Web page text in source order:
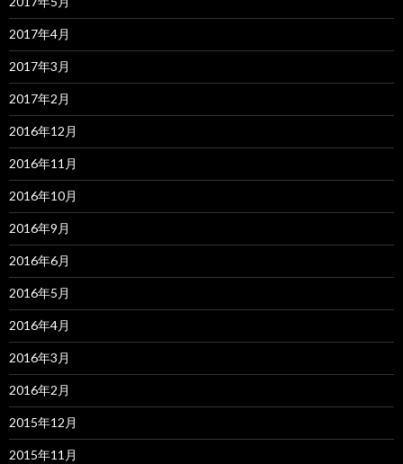
2017年4月
2017年3月
2017年2月
2016年12月
2016年11月
2016年10月
2016年9月
2016年6月
2016年5月
2016年4月
2016年3月
2016年2月
2015年12月
2015年11月